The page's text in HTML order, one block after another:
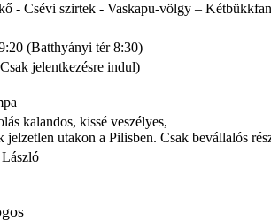
- Csévi szirtek - Vaskapu-völgy –
(Batthyányi tér 8:30)
jelentkezésre indul)
kalandos, kissé veszélyes,
jelzetlen utakon a Pilisben. Csak bevállalós